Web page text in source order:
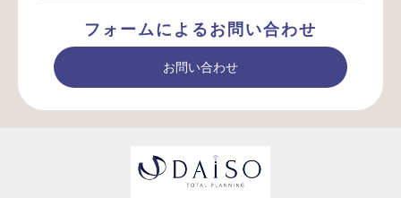
フォームによるお問い合わせ
お問い合わせ